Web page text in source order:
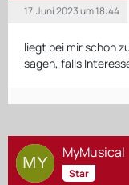
17. Juni 2023 um 18:44
liegt bei mir schon
sagen, falls
MyMusical
Star